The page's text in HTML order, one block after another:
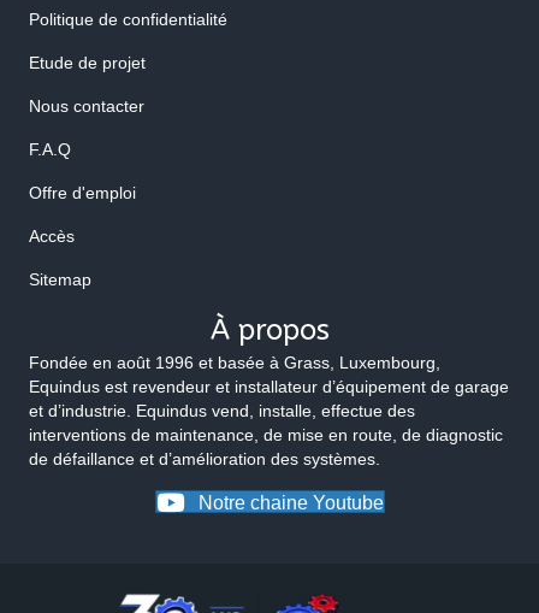
Politique de confidentialité
Etude de projet
Nous contacter
F.A.Q
Offre d'emploi
Accès
Sitemap
À propos
Fondée en août 1996 et basée à Grass, Luxembourg,
Equindus est revendeur et installateur d’équipement de garage
et d’industrie. Equindus vend, installe, effectue des
interventions de maintenance, de mise en route, de diagnostic
de défaillance et d’amélioration des systèmes.
Notre chaine Youtube